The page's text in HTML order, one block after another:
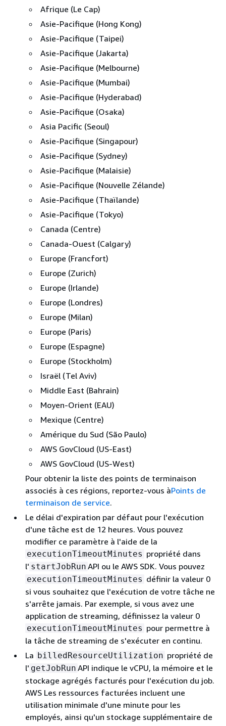
Afrique (Le Cap)
Asie-Pacifique (Hong Kong)
Asie-Pacifique (Taipei)
Asie-Pacifique (Jakarta)
Asie-Pacifique (Melbourne)
Asie-Pacifique (Mumbai)
Asie-Pacifique (Hyderabad)
Asie-Pacifique (Osaka)
Asia Pacific (Seoul)
Asie-Pacifique (Singapour)
Asie-Pacifique (Sydney)
Asie-Pacifique (Malaisie)
Asie-Pacifique (Nouvelle Zélande)
Asie-Pacifique (Thaïlande)
Asie-Pacifique (Tokyo)
Canada (Centre)
Canada-Ouest (Calgary)
Europe (Francfort)
Europe (Zurich)
Europe (Irlande)
Europe (Londres)
Europe (Milan)
Europe (Paris)
Europe (Espagne)
Europe (Stockholm)
Israël (Tel Aviv)
Middle East (Bahrain)
Moyen-Orient (EAU)
Mexique (Centre)
Amérique du Sud (São Paulo)
AWS GovCloud (US-East)
AWS GovCloud (US-West)
Pour obtenir la liste des points de terminaison
associés à ces régions, reportez-vous àPoints de
terminaison de service.
Le délai d'expiration par défaut pour l'exécution
d'une tâche est de 12 heures. Vous pouvez
modifier ce paramètre à l'aide de la
executionTimeoutMinutes propriété dans
l' startJobRun API ou le AWS SDK. Vous pouvez
executionTimeoutMinutes définir la valeur 0
si vous souhaitez que l'exécution de votre tâche ne
s'arrête jamais. Par exemple, si vous avez une
application de streaming, définissez la valeur 0
executionTimeoutMinutes pour permettre à
la tâche de streaming de s'exécuter en continu.
La billedResourceUtilization propriété de
l' getJobRun API indique le vCPU, la mémoire et le
stockage agrégés facturés pour l'exécution du job.
AWS Les ressources facturées incluent une
utilisation minimale d'une minute pour les
employés, ainsi qu'un stockage supplémentaire de